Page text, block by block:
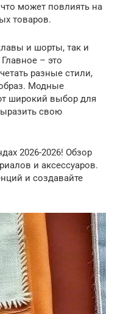
может повлиять на
товаров.
и шорты, так и
– это
разные стили,
Модные
широкий выбор для
свою
2026-2026! Обзор
и аксессуаров.
и создавайте